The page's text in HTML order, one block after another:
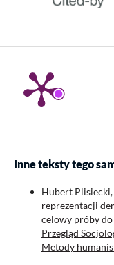
Inne teksty tego
Hubert
reprezentacji
celowy próby
Przegląd
Metody